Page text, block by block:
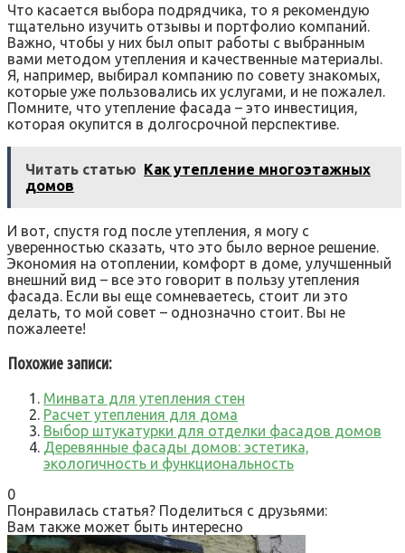
Что касается выбора подрядчика, то я рекомендую
тщательно изучить отзывы и портфолио компаний.
Важно, чтобы у них был опыт работы с выбранным
вами методом утепления и качественные материалы.
Я, например, выбирал компанию по совету знакомых,
которые уже пользовались их услугами, и не пожалел.
Помните, что утепление фасада – это инвестиция,
которая окупится в долгосрочной перспективе.
Читать статью Как утепление многоэтажных
домов
И вот, спустя год после утепления, я могу с
уверенностью сказать, что это было верное решение.
Экономия на отоплении, комфорт в доме, улучшенный
внешний вид – все это говорит в пользу утепления
фасада. Если вы еще сомневаетесь, стоит ли это
делать, то мой совет – однозначно стоит. Вы не
пожалеете!
Похожие записи:
Минвата для утепления стен
Расчет утепления для дома
Выбор штукатурки для отделки фасадов домов
Деревянные фасады домов: эстетика,
экологичность и функциональность
0
Понравилась статья? Поделиться с друзьями:
Вам также может быть интересно